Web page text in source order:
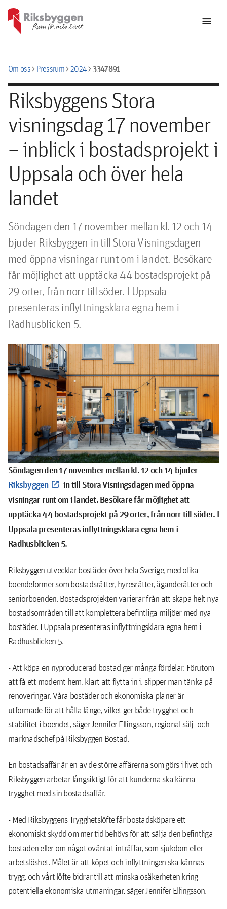
menu
Om osschevron_rightPressrumchevron_right2024chevron_right3347891
Riksbyggens Stora
visningsdag 17 november
– inblick i bostadsprojekt i
Uppsala och över hela
landet
Söndagen den 17 november mellan kl. 12 och 14
bjuder Riksbyggen in till Stora Visningsdagen
med öppna visningar runt om i landet. Besökare
får möjlighet att upptäcka 44 bostadsprojekt på
29 orter, från norr till söder. I Uppsala
presenteras inflyttningsklara egna hem i
Radhusblicken 5.
Söndagen den 17 november mellan kl. 12 och 14 bjuder
Riksbyggen
in till Stora Visningsdagen med öppna
visningar runt om i landet. Besökare får möjlighet att
upptäcka 44 bostadsprojekt på 29 orter, från norr till söder. I
Uppsalapresenteras inflyttningsklara egna hem i
Radhusblicken 5.
Riksbyggen utvecklar bostäder över hela Sverige, med olika
boendeformer som bostadsrätter, hyresrätter, äganderätter och
seniorboenden. Bostadsprojekten varierar från att skapa helt nya
bostadsområden till att komplettera befintliga miljöer med nya
bostäder. I Uppsala presenteras inflyttningsklara egna hem i
Radhusblicken 5.
- Att köpa en nyproducerad bostad ger många fördelar. Förutom
att få ett modernt hem, klart att flytta in i, slipper man tänka på
renoveringar. Våra bostäder och ekonomiska planer är
utformade för att hålla länge, vilket ger både trygghet och
stabilitet i boendet, säger Jennifer Ellingsson, regional sälj- och
marknadschef på Riksbyggen Bostad.
En bostadsaffär är en av de större affärerna som görs i livet och
Riksbyggen arbetar långsiktigt för att kunderna ska känna
trygghet med sin bostadsaffär.
- Med Riksbyggens Trygghetslöfte får bostadsköpare ett
ekonomiskt skydd om mer tid behövs för att sälja den befintliga
bostaden eller om något oväntat inträffar, som sjukdom eller
arbetslöshet. Målet är att köpet och inflyttningen ska kännas
trygg, och vårt löfte bidrar till att minska osäkerheten kring
potentiella ekonomiska utmaningar, säger Jennifer Ellingsson.